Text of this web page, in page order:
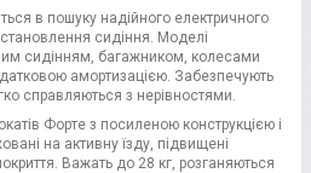
в пошуку надійного електричного
сидіння. Моделі
сидінням, багажником, колесами
амортизацією. Забезпечують
справляються з нерівностями.
Форте з посиленою конструкцією і
на активну їзду, підвищені
Важать до 28 кг, розганяються